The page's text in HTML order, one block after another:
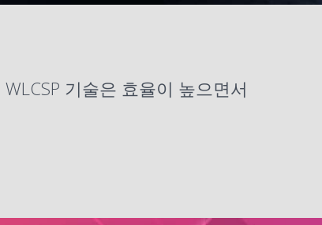
WLCSP 기술은 효율이 높으면서